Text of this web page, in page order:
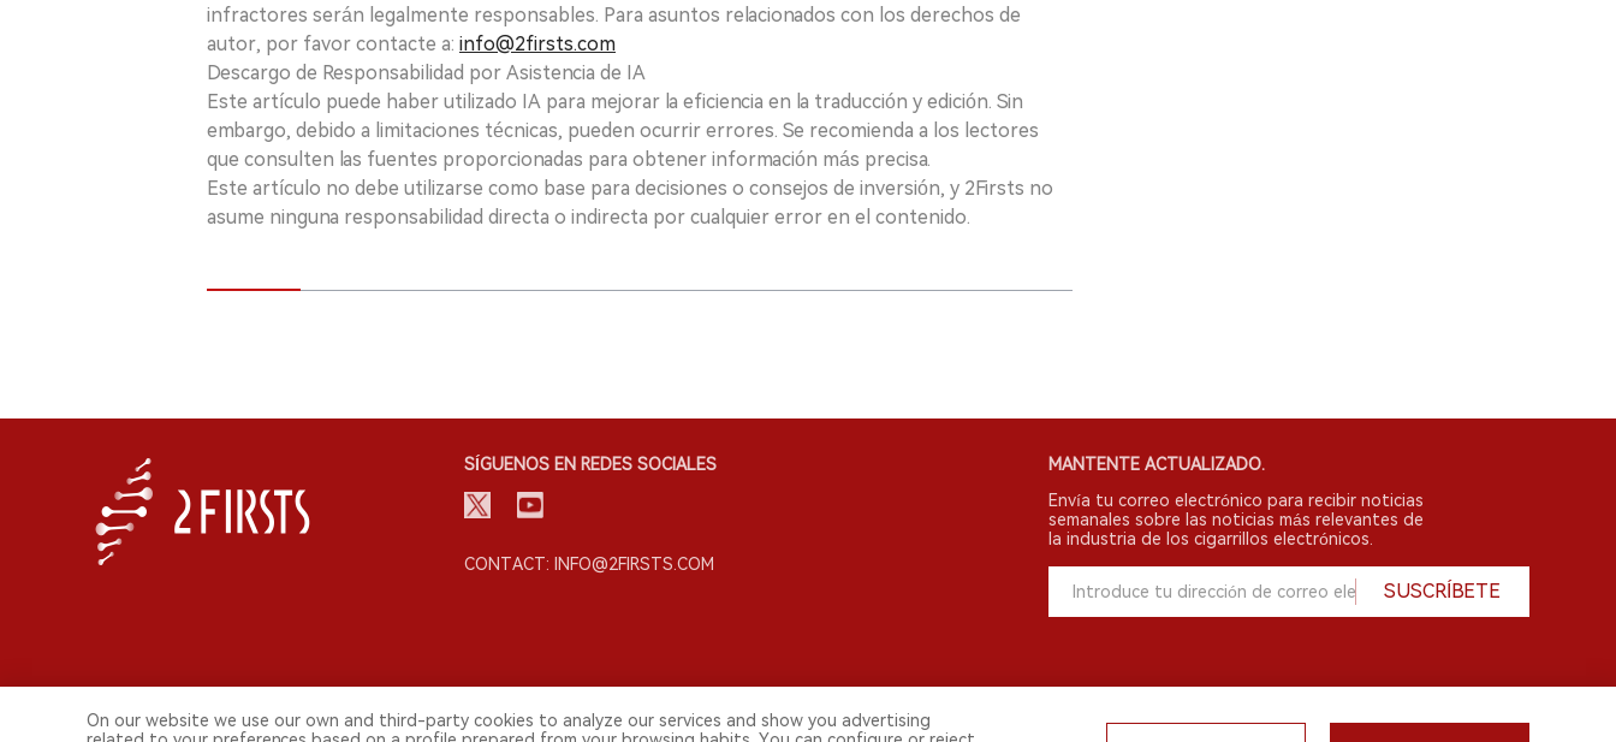
infractores serán legalmente responsables. Para asuntos relacionados con los derechos de
autor, por favor contacte a: info@2firsts.com
Descargo de Responsabilidad por Asistencia de IA
Este artículo puede haber utilizado IA para mejorar la eficiencia en la traducción y edición. Sin
embargo, debido a limitaciones técnicas, pueden ocurrir errores. Se recomienda a los lectores
que consulten las fuentes proporcionadas para obtener información más precisa.
Este artículo no debe utilizarse como base para decisiones o consejos de inversión, y 2Firsts no
asume ninguna responsabilidad directa o indirecta por cualquier error en el contenido.
SÍGUENOS EN REDES SOCIALES
CONTACT: INFO@2FIRSTS.COM
MANTENTE ACTUALIZADO.
Envía tu correo electrónico para recibir noticias
semanales sobre las noticias más relevantes de
la industria de los cigarrillos electrónicos.
SUSCRÍBETE
© 2026 Shenzhen 2FIRSTS Technology Co.,Ltd. Todos los derechos reservados.
On our website we use our own and third-party cookies to analyze our services and show you advertising